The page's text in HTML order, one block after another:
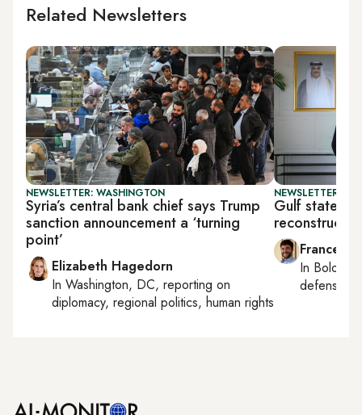
Related Newsletters
NEWSLETTER: WASHINGTON
Syria’s central bank chief says Trump
sanction announcement a ‘turning
point’
Elizabeth Hagedorn
In Washington, DC, reporting on
diplomacy, regional politics, human rights
NEWSLETTER:
Gulf states
In Bologna
defense,